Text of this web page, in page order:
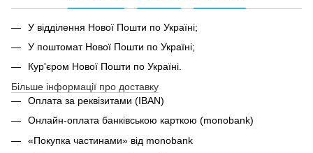
У відділення Нової Пошти по Україні;
У поштомат Нової Пошти по Україні;
Кур'єром Нової Пошти по Україні.
Більше інформації про доставку
Оплата за реквізитами (IBAN)
Онлайн-оплата банківською карткою (monobank)
«Покупка частинами» від monobank